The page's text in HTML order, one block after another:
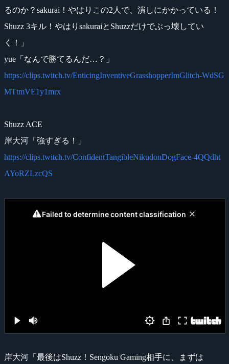
るのか？sakurai！やはりこの2人で、潰しにかかっている！
Shuzz 3キル！やはりsakuraiとShuzzだけでぶっ壊してい
く！」
yue「なんで勝てるんだ…？」
https://clips.twitch.tv/EnticingInventiveGrasshopperImGlitch-WdSG
MTtmVE1y1mrx
Shuzz ACE
岸大河「強すぎる！」
https://clips.twitch.tv/ConfidentTangibleNikudonDogFace-4QQdht
AYoRZLzcQS
岸大河「最後はShuzz！Sengoku Gaming相手に、まずは